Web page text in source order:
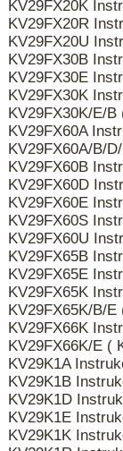
KV29FX20K
KV29FX20R
KV29FX20U
KV29FX30B
KV29FX30E
KV29FX30K
KV29FX30K/E/
KV29FX60A
KV29FX60A/B/
KV29FX60B
KV29FX60D
KV29FX60E
KV29FX60S
KV29FX60U
KV29FX65B
KV29FX65E
KV29FX65K
KV29FX65K/B/
KV29FX66K
KV29FX66K/E (
KV29K1A
KV29K1B
KV29K1D
KV29K1E
KV29K1K